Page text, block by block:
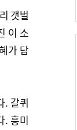
갯벌
이 소
가 담
. 갈퀴
. 흥미